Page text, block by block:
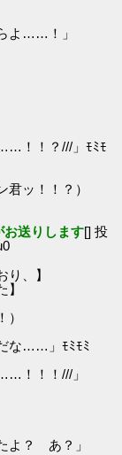
よ……！」
！！？///」ﾓﾐﾓ
ッ！！？）
お送りします[] 投
り、】
な……」ﾓﾐﾓﾐ
！！！///」
よ？ あ？」